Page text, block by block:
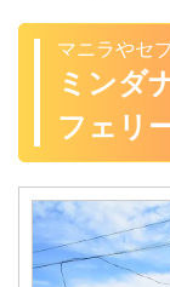
マニラやセ
ミンダ
フェリ